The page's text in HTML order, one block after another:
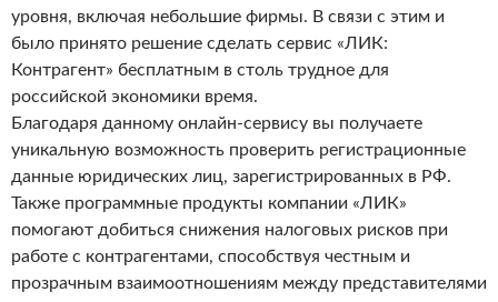
уровня, включая небольшие фирмы. В связи с этим и
было принято решение сделать сервис «ЛИК:
Контрагент» бесплатным в столь трудное для
российской экономики время.
Благодаря данному онлайн-сервису вы получаете
уникальную возможность проверить регистрационные
данные юридических лиц, зарегистрированных в РФ.
Также программные продукты компании «ЛИК»
помогают добиться снижения налоговых рисков при
работе с контрагентами, способствуя честным и
прозрачным взаимоотношениям между представителями